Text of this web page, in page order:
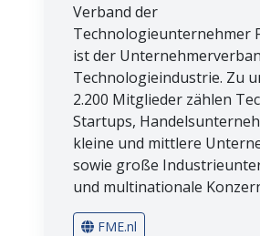
Verband der
Technologieunternehmer
ist der
Technologieindustrie. Zu
2.200 Mitglieder zählen
Startups,
kleine und mittlere
sowie große
und multinationale
FME.nl